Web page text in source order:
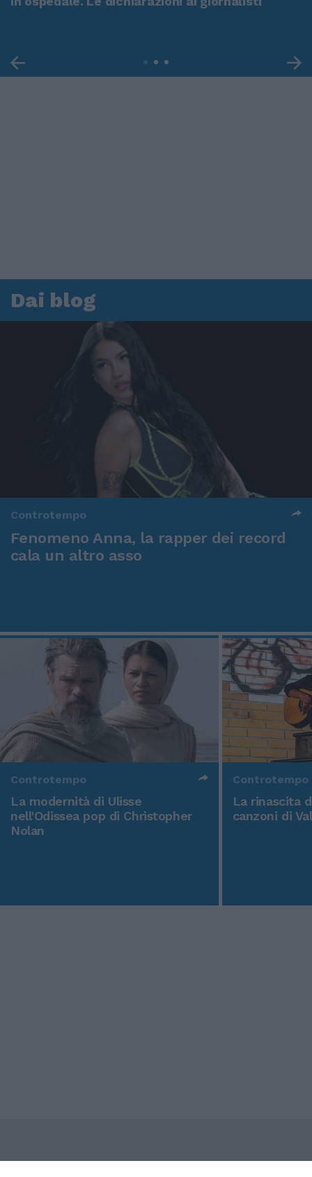
Dai blog
Controtempo
Fenomeno Anna, la rapper dei record
cala un altro asso
Controtempo
La modernità di Ulisse
nell'Odissea pop di Christopher
Nolan
Controtempo
La rinascita
canzoni di